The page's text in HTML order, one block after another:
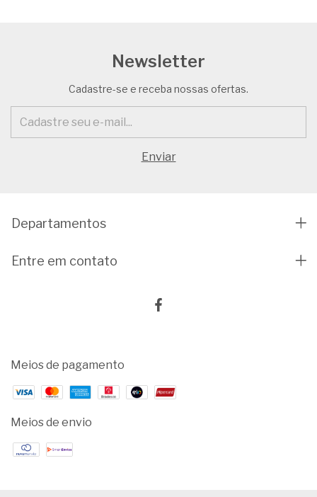
Newsletter
Cadastre-se e receba nossas ofertas.
Departamentos
Entre em contato
Meios de pagamento
Meios de envio